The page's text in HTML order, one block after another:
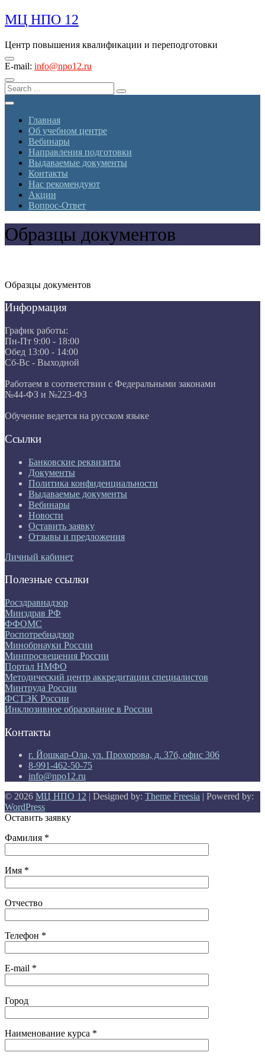
Skip
to
МЦ НПО 12
Центр повышения квалификации и переподготовки
E-mail: info@npo12.ru
Главная
Об учебном центре
Вебинары
Направления подготовки
Выдаваемые документы
Контакты
Нас рекомендуют
Акции
Вопрос-Ответ
Образцы документов
Образцы документов
Информация
График работы:
Пн-Пт 9:00 - 18:00
Обед 13:00 - 14:00
Сб-Вс - Выходной
Работаем в соответствии с Федеральными законами
№44-ФЗ и №223-ФЗ
Обучение ведется на русском языке
Ссылки
Банковские реквизиты
Документы
Политика конфиденциальности
Выдаваемые документы
Вебинары
Новости
Оставить заявку
Отзывы и предложения
Личный кабинет
Полезные ссылки
Росздравнадзор
Минздрав РФ
ФФОМС
Роспотребнадзор
Минобрнауки России
Минпросвещения России
Портал НМФО
Методический центр аккредитации специалистов
Минтруда России
ФСТЭК России
Инклюзивное образование в России
Контакты
г. Йошкар-Ола, ул. Прохорова, д. 37б, офис 306
8-991-462-50-75
info@npo12.ru
© 2026 МЦ НПО 12 | Designed by: Theme Freesia | Powered by:
WordPress
Оставить заявку
Фамилия *
Имя *
Отчество
Телефон *
E-mail *
Город
Наименование курса *